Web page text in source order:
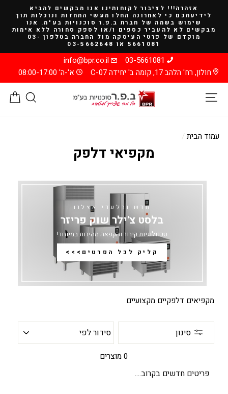
קריאה
אזהרה!!! לציבור לקוחותינו אנו מבקשים להביא
לידיעתכם כי לאחרונה החלו מעשי התחזות ונוכלות תוך
שימוש בשמה של חברת ב.פ.ר סוכנויות בע"מ. אנו
מבקשים לא להעביר כספים ו/או לספק סחורה ללא אימות
מוקדם של פרטי העיסקה מול החברה בטלפון 03-
5661081 או 03-5662648
03-5661081
info@bpr.co.il
חולון, רח' הלהב 17, קומה ב' יחידה C-07
א'-ה' 08:00-17:00
עמוד הבית /
מקפיאי דלפק
חדש ובלעדי אצלנו
בלסט צ'ילר שוק פריזר
טכנולוגיות קירור והקפאה מהירות במיוחד!
קליק לכל הפרטים>>>
מקפיאים דלפקיים מקצועיים
סינון
סידור
לפי
0 מוצרים
פריטים חדשים בקרוב....